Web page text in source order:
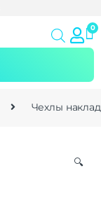
Чехлы
🔍